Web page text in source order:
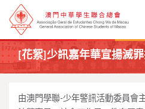
[花絮]少訊嘉年華宣揚滅
由澳門學聯-少年警訊活動委員會